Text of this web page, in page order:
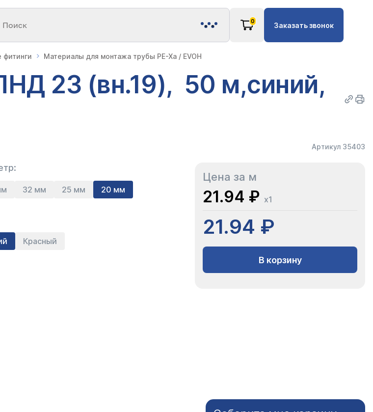
Поиск 0 Заказать звонок
фитинги Материалы для монтажа трубы PE-Xa / EVOH
23 (вн.19), 50 м,синий,
Артикул 35403
32 мм 25 мм 20 мм
Красный
Цена за м
21.94 ₽ x1
21.94 ₽
В корзину